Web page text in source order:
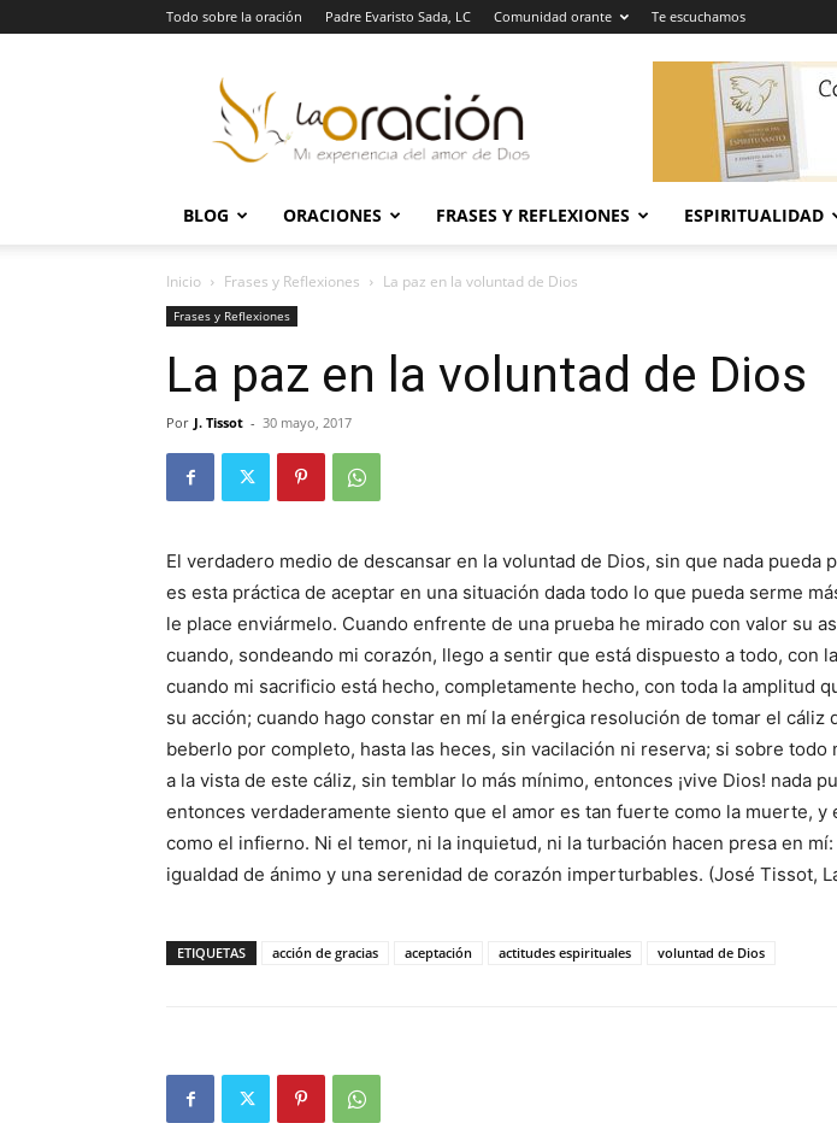
Todo sobre la oración Padre Evaristo Sada, LC Comunidad orante Te escuchamos
Oración
BLOG ORACIONES FRASES Y REFLEXIONES ESPIRITUALIDAD
Inicio Frases y Reflexiones La paz en la voluntad de Dios
Frases y Reflexiones
La paz en la voluntad de Dios
Por J. Tissot - 30 mayo, 2017
El verdadero medio de descansar en la voluntad de Dios, sin que nada pueda
es esta práctica de aceptar en una situación dada todo lo que pueda serme
le place enviármelo. Cuando enfrente de una prueba he mirado con valor su
cuando, sondeando mi corazón, llego a sentir que está dispuesto a todo, con
cuando mi sacrificio está hecho, completamente hecho, con toda la amplitud
su acción; cuando hago constar en mí la enérgica resolución de tomar el cáliz
beberlo por completo, hasta las heces, sin vacilación ni reserva; si sobre todo
a la vista de este cáliz, sin temblar lo más mínimo, entonces ¡vive Dios! nada
entonces verdaderamente siento que el amor es tan fuerte como la muerte, y
como el infierno. Ni el temor, ni la inquietud, ni la turbación hacen presa en
igualdad de ánimo y una serenidad de corazón imperturbables. (José Tissot,
ETIQUETAS acción de gracias aceptación actitudes espirituales voluntad de Dios